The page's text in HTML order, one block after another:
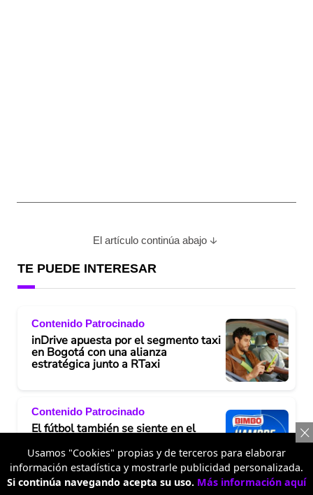
El artículo continúa abajo
TE PUEDE INTERESAR
Contenido Patrocinado
inDrive apuesta por el segmento taxi
en Bogotá con una alianza
estratégica junto a RTaxi
Contenido Patrocinado
El fútbol también se siente en el
Gloria", la apuesta de Bimbo para
acompañar a los hinchas
Usamos "Cookies" propias y de terceros para elaborar
información estadística y mostrarle publicidad personalizada.
Si continúa navegando acepta su uso. Más información aquí